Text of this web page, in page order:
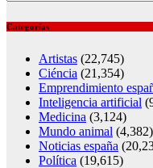
Categorías
Artistas (22,745)
Ciéncia (21,354)
Emprendimiento
Inteligencia artificial
Medicina (3,124)
Mundo animal (4,382)
Noticias españa
Política (19,615)